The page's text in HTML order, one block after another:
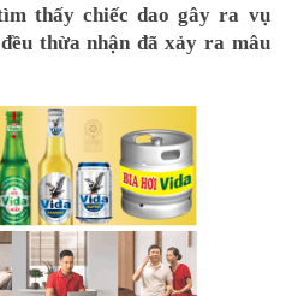
thấy chiếc dao gây ra vụ
thừa nhận đã xảy ra mâu